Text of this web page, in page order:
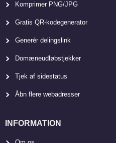
Komprimer PNG/JPG
Gratis QR-kodegenerator
Generér delingslink
Domæneudløbstjekker
Tjek af sidestatus
Åbn flere webadresser
INFORMATION